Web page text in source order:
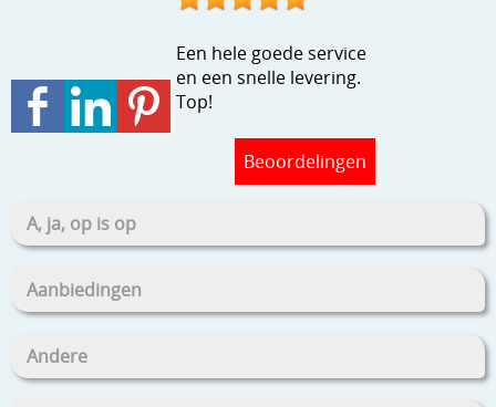
Een hele goede service
en een snelle levering.
Top!
Beoordelingen
A, ja, op is op
Aanbiedingen
Andere